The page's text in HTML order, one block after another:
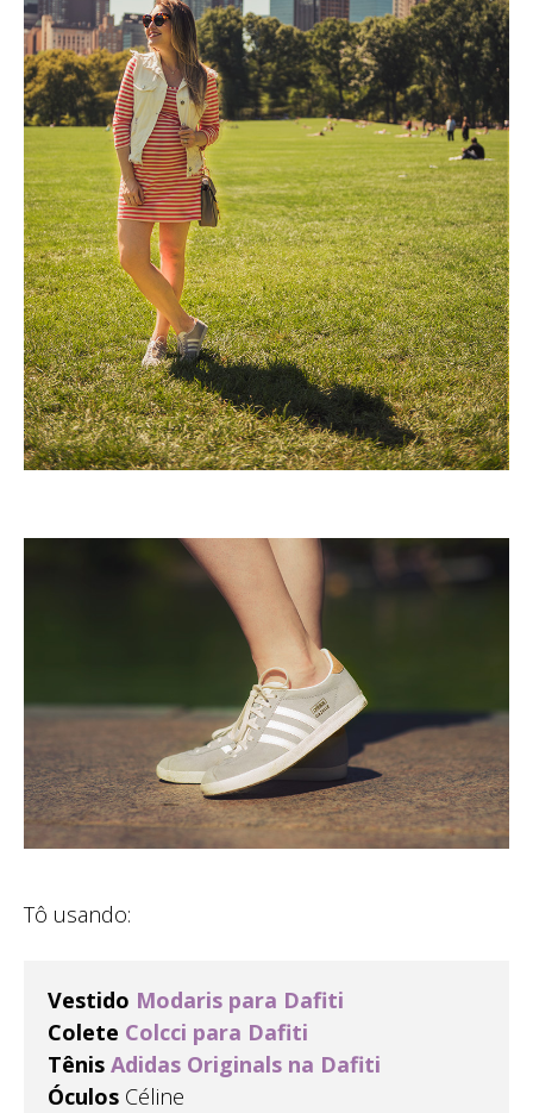
Tô usando:
Vestido Modaris para Dafiti
Colete Colcci para Dafiti
Tênis Adidas Originals na Dafiti
Óculos Céline